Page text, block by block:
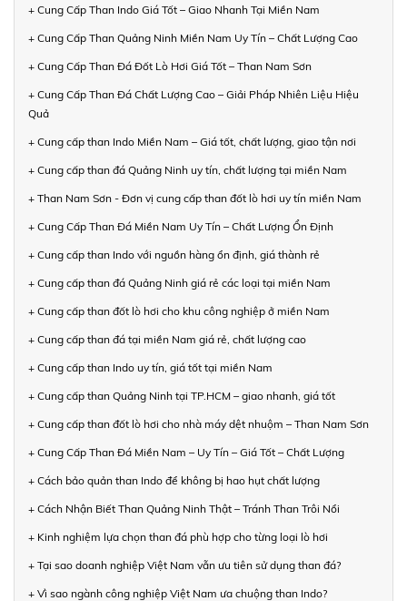
+ Cung Cấp Than Indo Giá Tốt – Giao Nhanh Tại Miền Nam
+ Cung Cấp Than Quảng Ninh Miền Nam Uy Tín – Chất Lượng Cao
+ Cung Cấp Than Đá Đốt Lò Hơi Giá Tốt – Than Nam Sơn
+ Cung Cấp Than Đá Chất Lượng Cao – Giải Pháp Nhiên Liệu Hiệu
Quả
+ Cung cấp than Indo Miền Nam – Giá tốt, chất lượng, giao tận nơi
+ Cung cấp than đá Quảng Ninh uy tín, chất lượng tại miền Nam
+ Than Nam Sơn - Đơn vị cung cấp than đốt lò hơi uy tín miền Nam
+ Cung Cấp Than Đá Miền Nam Uy Tín – Chất Lượng Ổn Định
+ Cung cấp than Indo với nguồn hàng ổn định, giá thành rẻ
+ Cung cấp than đá Quảng Ninh giá rẻ các loại tại miền Nam
+ Cung cấp than đốt lò hơi cho khu công nghiệp ở miền Nam
+ Cung cấp than đá tại miền Nam giá rẻ, chất lượng cao
+ Cung cấp than Indo uy tín, giá tốt tại miền Nam
+ Cung cấp than Quảng Ninh tại TP.HCM – giao nhanh, giá tốt
+ Cung cấp than đốt lò hơi cho nhà máy dệt nhuộm – Than Nam Sơn
+ Cung Cấp Than Đá Miền Nam – Uy Tín – Giá Tốt – Chất Lượng
+ Cách bảo quản than Indo để không bị hao hụt chất lượng
+ Cách Nhận Biết Than Quảng Ninh Thật – Tránh Than Trôi Nổi
+ Kinh nghiệm lựa chọn than đá phù hợp cho từng loại lò hơi
+ Tại sao doanh nghiệp Việt Nam vẫn ưu tiên sử dụng than đá?
+ Vì sao ngành công nghiệp Việt Nam ưa chuộng than Indo?